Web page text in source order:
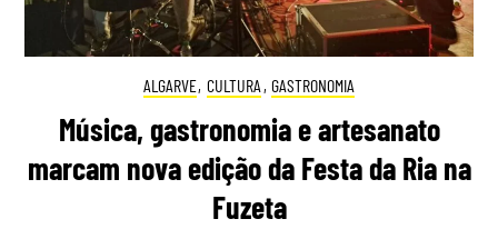
ALGARVE, CULTURA , GASTRONOMIA
Música, gastronomia e artesanato
marcam nova edição da Festa da Ria na
Fuzeta